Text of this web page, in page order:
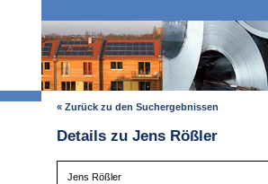
« Zurück zu den Suchergebnissen
Details zu Jens Rößler
Jens Rößler